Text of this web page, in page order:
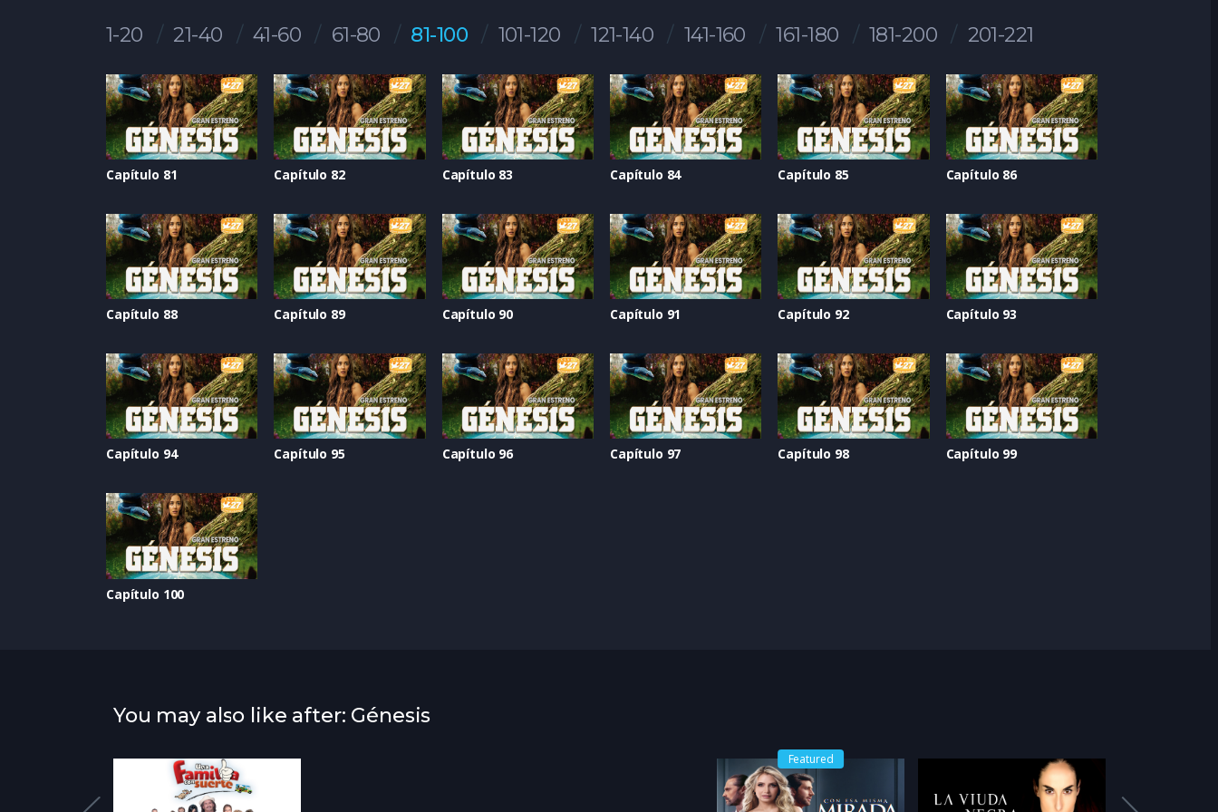
1-20 21-40 41-60 61-80 81-100 101-120 121-140 141-160 161-180 181-200 201-221
Capítulo 81 Capítulo 82 Capítulo 83 Capítulo 84 Capítulo 85 Capítulo 86
Capítulo 88 Capítulo 89 Capítulo 90 Capítulo 91 Capítulo 92 Capítulo 93
Capítulo 94 Capítulo 95 Capítulo 96 Capítulo 97 Capítulo 98 Capítulo 99
Capítulo 100
You may also like after: Génesis
Featured